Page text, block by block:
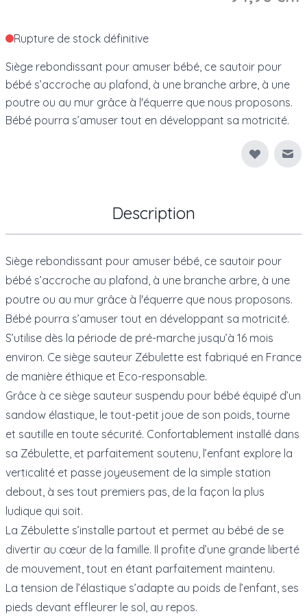
Rupture de stock définitive
Siège rebondissant pour amuser bébé, ce sautoir pour
bébé s’accroche au plafond, à une branche arbre, à une
poutre ou au mur grâce à l'équerre que nous proposons.
Bébé pourra s’amuser tout en développant sa motricité.
Description
Siège rebondissant pour amuser bébé, ce sautoir pour
bébé s’accroche au plafond, à une branche arbre, à une
poutre ou au mur grâce à l'équerre que nous proposons.
Bébé pourra s’amuser tout en développant sa motricité.
S’utilise dès la période de pré-marche jusqu’à 16 mois
environ. Ce siège sauteur Zébulette est fabriqué en France
de manière éthique et Eco-responsable.
Grâce à ce siège sauteur suspendu pour bébé équipé d’un
sandow élastique, le tout-petit joue de son poids, tourne
et sautille en toute sécurité. Confortablement installé dans
sa Zébulette, et parfaitement soutenu, l’enfant explore la
verticalité et passe joyeusement de la simple station
debout, à ses tout premiers pas, de la façon la plus
ludique qui soit.
La Zébulette s’installe partout et permet au bébé de se
divertir au cœur de la famille. Il profite d’une grande liberté
de mouvement, tout en étant parfaitement maintenu.
La tension de l’élastique s’adapte au poids de l’enfant, ses
pieds devant effleurer le sol, au repos.